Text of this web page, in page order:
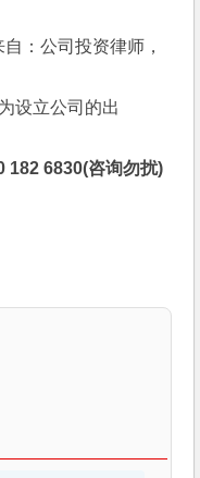
：公司投资律师，
设立公司的出
182 6830(咨询勿扰)